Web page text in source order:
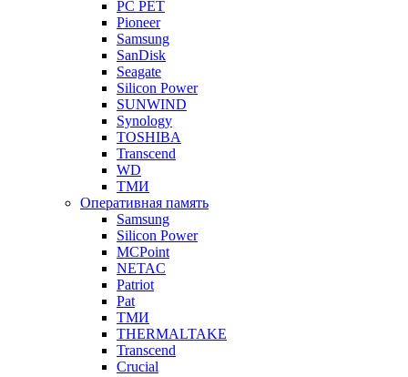
PC PET
Pioneer
Samsung
SanDisk
Seagate
Silicon Power
SUNWIND
Synology
TOSHIBA
Transcend
WD
ТМИ
Оперативная память
Samsung
Silicon Power
MCPoint
NETAC
Patriot
Pat
ТМИ
THERMALTAKE
Transcend
Crucial